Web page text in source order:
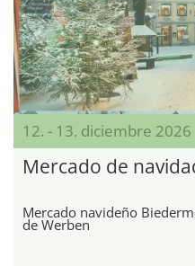
12. - 13. diciembre 2026
Mercado de
Mercado navideño
de Werben